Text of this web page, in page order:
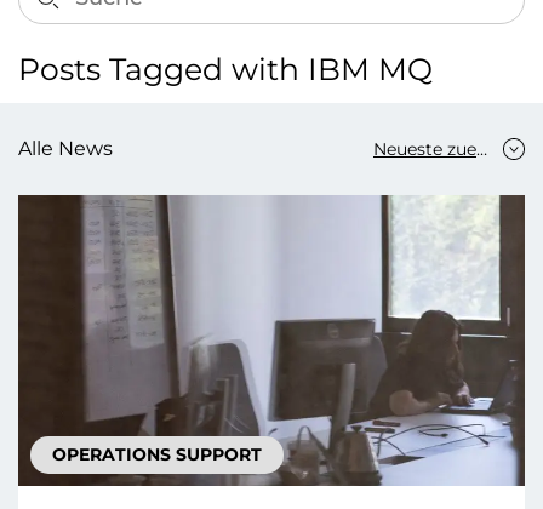
Posts Tagged with IBM MQ
Alle News Neueste zuerst
OPERATIONS SUPPORT